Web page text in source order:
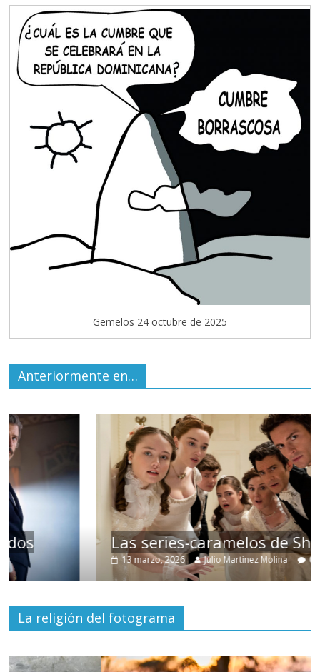
Gemelos 24 octubre de 2025
Anteriormente en…
Las series-caramelos de Shondaland
Julio Martínez Molina 0
La religión del fotograma